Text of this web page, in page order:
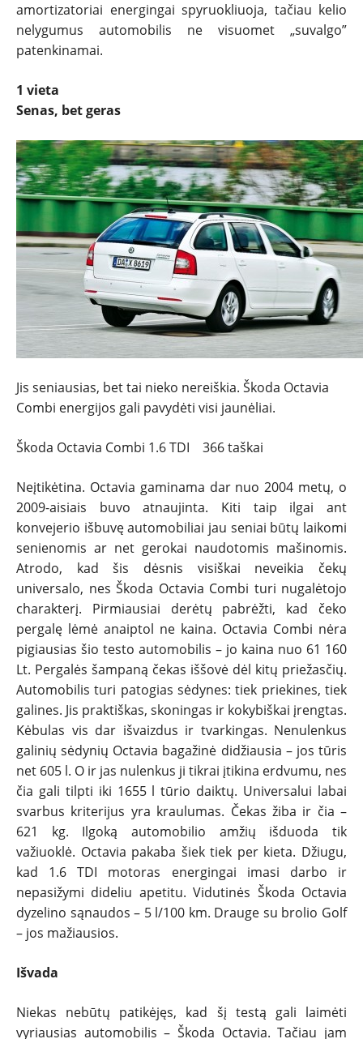
amortizatoriai energingai spyruokliuoja, tačiau kelio
nelygumus automobilis ne visuomet „suvalgo”
patenkinamai.
1 vieta
Senas, bet geras
Jis seniausias, bet tai nieko nereiškia. Škoda Octavia
Combi energijos gali pavydėti visi jaunėliai.
Škoda Octavia Combi 1.6 TDI 366 taškai
Neįtikėtina. Octavia gaminama dar nuo 2004 metų, o
2009-aisiais buvo atnaujinta. Kiti taip ilgai ant
konvejerio išbuvę automobiliai jau seniai būtų laikomi
senienomis ar net gerokai naudotomis mašinomis.
Atrodo, kad šis dėsnis visiškai neveikia čekų
universalo, nes Škoda Octavia Combi turi nugalėtojo
charakterį. Pirmiausiai derėtų pabrėžti, kad čeko
pergalę lėmė anaiptol ne kaina. Octavia Combi nėra
pigiausias šio testo automobilis – jo kaina nuo 61 160
Lt. Pergalės šampaną čekas iššovė dėl kitų priežasčių.
Automobilis turi patogias sėdynes: tiek priekines, tiek
galines. Jis praktiškas, skoningas ir kokybiškai įrengtas.
Kėbulas vis dar išvaizdus ir tvarkingas. Nenulenkus
galinių sėdynių Octavia bagažinė didžiausia – jos tūris
net 605 l. O ir jas nulenkus ji tikrai įtikina erdvumu, nes
čia gali tilpti iki 1655 l tūrio daiktų. Universalui labai
svarbus kriterijus yra kraulumas. Čekas žiba ir čia –
621 kg. Ilgoką automobilio amžių išduoda tik
važiuoklė. Octavia pakaba šiek tiek per kieta. Džiugu,
kad 1.6 TDI motoras energingai imasi darbo ir
nepasižymi dideliu apetitu. Vidutinės Škoda Octavia
dyzelino sąnaudos – 5 l/100 km. Drauge su brolio Golf
– jos mažiausios.
Išvada
Niekas nebūtų patikėjęs, kad šį testą gali laimėti
vyriausias automobilis – Škoda Octavia. Tačiau jam